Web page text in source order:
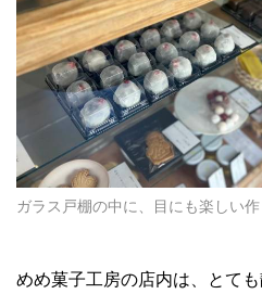
ガラス戸棚の中に、目にも楽しい
めめ菓子工房の店内は、とて